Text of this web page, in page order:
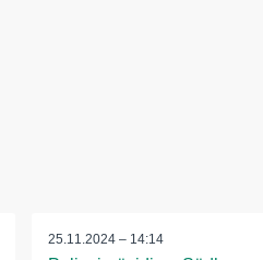
25.11.2024 – 14:14